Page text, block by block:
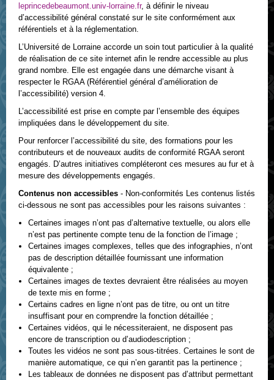
leprincedebeaumont.univ-lorraine.fr, à définir le niveau
d’accessibilité général constaté sur le site conformément aux
référentiels et à la réglementation.
L’Université de Lorraine accorde un soin tout particulier à la qualité
de réalisation de ce site internet afin le rendre accessible au plus
grand nombre. Elle est engagée dans une démarche visant à
respecter le RGAA (Référentiel général d’amélioration de
l’accessibilité) version 4.
L’accessibilité est prise en compte par l’ensemble des équipes
impliquées dans le développement du site.
Pour renforcer l’accessibilité du site, des formations pour les
contributeurs et de nouveaux audits de conformité RGAA seront
engagés. D’autres initiatives compléteront ces mesures au fur et à
mesure des développements engagés.
Contenus non accessibles - Non-conformités Les contenus listés
ci-dessous ne sont pas accessibles pour les raisons suivantes :
Certaines images n’ont pas d’alternative textuelle, ou alors elle
n’est pas pertinente compte tenu de la fonction de l’image ;
Certaines images complexes, telles que des infographies, n’ont
pas de description détaillée fournissant une information
équivalente ;
Certaines images de textes devraient être réalisées au moyen
de texte mis en forme ;
Certains cadres en ligne n’ont pas de titre, ou ont un titre
insuffisant pour en comprendre la fonction détaillée ;
Certaines vidéos, qui le nécessiteraient, ne disposent pas
encore de transcription ou d’audiodescription ;
Toutes les vidéos ne sont pas sous-titrées. Certaines le sont de
manière automatique, ce qui n’en garantit pas la pertinence ;
Les tableaux de données ne disposent pas d’attribut permettant